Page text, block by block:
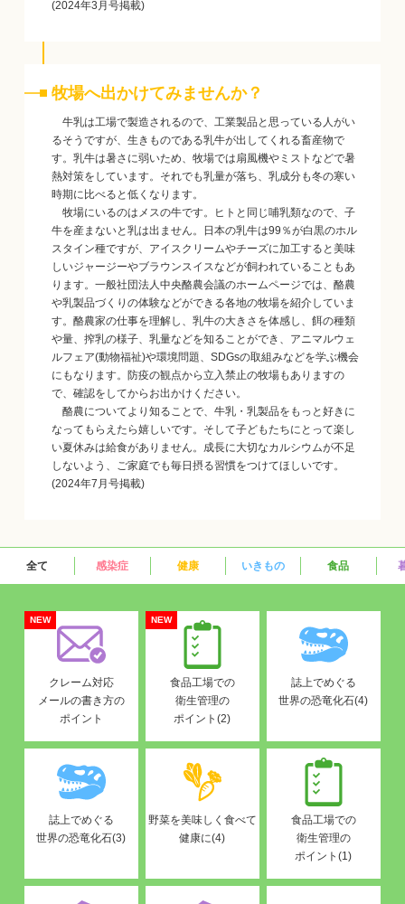
(2024年3月号掲載)
牧場へ出かけてみませんか？
牛乳は工場で製造されるので、工業製品と思っている人がい
るそうですが、生きものである乳牛が出してくれる畜産物で
す。乳牛は暑さに弱いため、牧場では扇風機やミストなどで暑
熱対策をしています。それでも乳量が落ち、乳成分も冬の寒い
時期に比べると低くなります。
牧場にいるのはメスの牛です。ヒトと同じ哺乳類なので、子
牛を産まないと乳は出ません。日本の乳牛は99％が白黒のホル
スタイン種ですが、アイスクリームやチーズに加工すると美味
しいジャージーやブラウンスイスなどが飼われていることもあ
ります。一般社団法人中央酪農会議のホームページでは、酪農
や乳製品づくりの体験などができる各地の牧場を紹介していま
す。酪農家の仕事を理解し、乳牛の大きさを体感し、餌の種類
や量、搾乳の様子、乳量などを知ることができ、アニマルウェ
ルフェア(動物福祉)や環境問題、SDGsの取組みなどを学ぶ機会
にもなります。防疫の観点から立入禁止の牧場もありますの
で、確認をしてからお出かけください。
酪農についてより知ることで、牛乳・乳製品をもっと好きに
なってもらえたら嬉しいです。そして子どもたちにとって楽し
い夏休みは給食がありません。成長に大切なカルシウムが不足
しないよう、ご家庭でも毎日摂る習慣をつけてほしいです。
(2024年7月号掲載)
全て 感染症 健康 いきもの 食品
NEW
クレーム対応
メールの書き方の
ポイント
NEW
食品工場での
衛生管理の
ポイント(2)
誌上でめぐる
世界の恐竜化石(4)
誌上でめぐる
世界の恐竜化石(3)
野菜を美味しく食べて
健康に(4)
食品工場での
衛生管理の
ポイント(1)